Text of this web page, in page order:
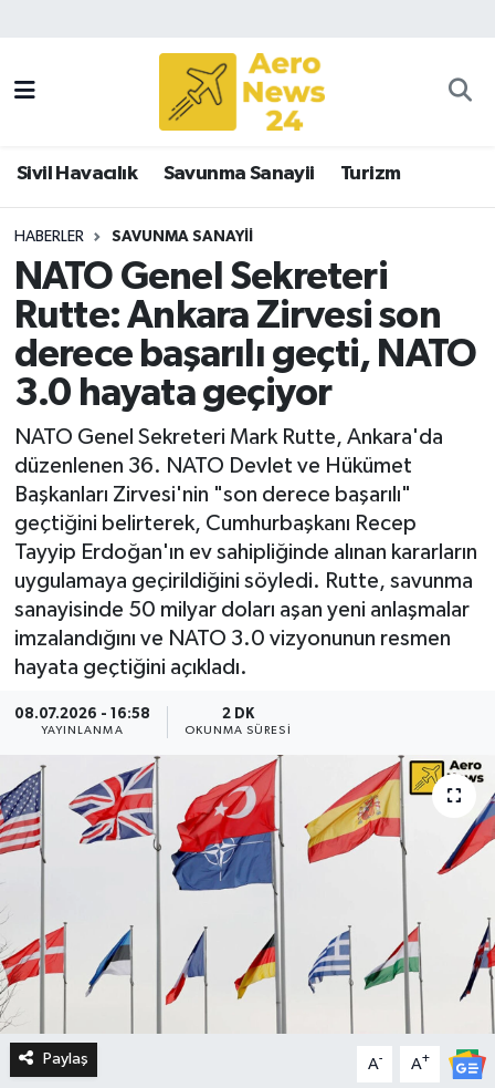
Sivil Havacılık Savunma Sanayii Turizm
HABERLER SAVUNMA SANAYII
NATO Genel Sekreteri
Rutte: Ankara Zirvesi son
derece başarılı geçti, NATO
3.0 hayata geçiyor
NATO Genel Sekreteri Mark Rutte, Ankara'da
düzenlenen 36. NATO Devlet ve Hükümet
Başkanları Zirvesi'nin "son derece başarılı"
geçtiğini belirterek, Cumhurbaşkanı Recep
Tayyip Erdoğan'ın ev sahipliğinde alınan kararların
uygulamaya geçirildiğini söyledi. Rutte, savunma
sanayisinde 50 milyar doları aşan yeni anlaşmalar
imzalandığını ve NATO 3.0 vizyonunun resmen
hayata geçtiğini açıkladı.
08.07.2026 - 16:58
YAYINLANMA
2 DK
OKUNMA SÜRESI
Paylaş A- A+